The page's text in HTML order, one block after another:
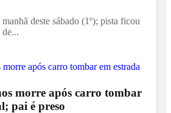
deste sábado (1º); pista ficou
morre após carro tombar
pai é preso